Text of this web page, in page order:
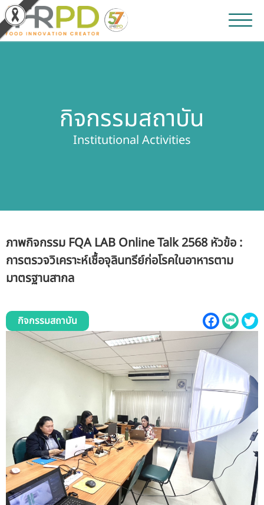
ผลิตภัณฑ์และจำหน่าย
เกี่ยวกับสถาบัน
บุคลากรสถาบัน
รับข้อร้องเรียนและข้อเสนอแนะ
ติดต่อเรา
สายตรงผู้บริหาร
กิจกรรมสถาบัน
Institutional Activities
ภาพกิจกรรม FQA LAB Online Talk 2568 หัวข้อ :
การตรวจวิเคราะห์เชื้อจุลินทรีย์ก่อโรคในอาหารตาม
มาตรฐานสากล
กิจกรรมสถาบัน